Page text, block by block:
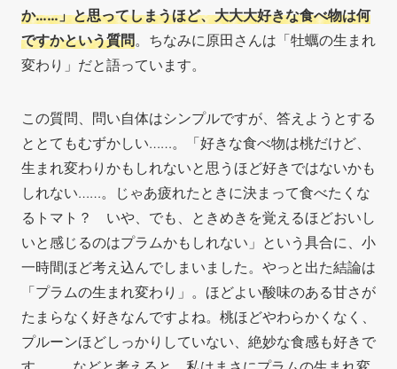
か……」と思ってしまうほど、大大大好きな食べ物は何
ですかという質問。ちなみに原田さんは「牡蠣の生まれ
変わり」だと語っています。
この質問、問い自体はシンプルですが、答えようとする
ととてもむずかしい……。「好きな食べ物は桃だけど、
生まれ変わりかもしれないと思うほど好きではないかも
しれない……。じゃあ疲れたときに決まって食べたくな
るトマト？ いや、でも、ときめきを覚えるほどおいし
いと感じるのはプラムかもしれない」という具合に、小
一時間ほど考え込んでしまいました。やっと出た結論は
「プラムの生まれ変わり」。ほどよい酸味のある甘さが
たまらなく好きなんですよね。桃ほどやわらかくなく、
プルーンほどしっかりしていない、絶妙な食感も好きで